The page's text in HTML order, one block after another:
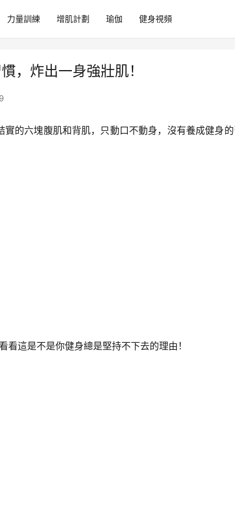
力量訓練 增肌計劃 瑜伽 健身視頻
，炸出一身強壯肌！
的六塊腹肌和背肌，只動口不動身，沒有養成健身
這是不是你健身總是堅持不下去的理由！